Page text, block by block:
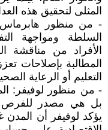
المثلى لتحقيق هذه
- من منظور هابرماس:
السلطة ومواجهة
الأفراد من مناقشة
المطالبة بإصلاحات
التعليم أو الرعاية
- من منظور لوفيفر:
بل هي مصدر للفرص
يؤكد لوفيفر أن المدن